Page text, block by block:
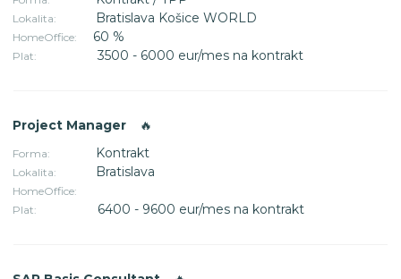
Lokalita: Bratislava Košice WORLD
HomeOffice: 60 %
Plat: 3500 - 6000 eur/mes na kontrakt
Project Manager 🔥
Forma: Kontrakt
Lokalita: Bratislava
HomeOffice:
Plat:
6400 - 9600 eur/mes na kontrakt